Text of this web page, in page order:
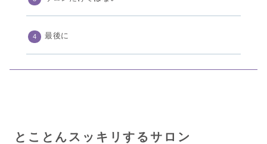
最後に
とことんスッキリするサロン